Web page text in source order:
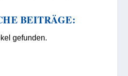
BEITRÄGE:
gefunden.